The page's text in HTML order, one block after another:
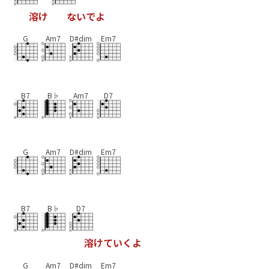
溶け ないでよ
G Am7 D#dim Em7
B7 B♭ Am7 D7
G Am7 D#dim Em7
B7 B♭ D7
溶けていく よ
G Am7 D#dim Em7